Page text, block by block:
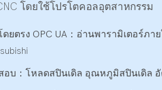
โดยใช้โปรโตคอลอุตสาหกรรม
ยตรง OPC UA： อ่านพารามิเตอร์ภา
บ： โหลดสปินเดิล อุณหภูมิสปินเดิล